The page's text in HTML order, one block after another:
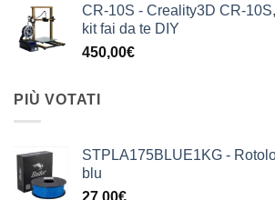
CR-10S - Creality3D CR-
kit fai da te DIY
450,00€
PIÙ VOTATI
STPLA175BLUE1KG -
blu